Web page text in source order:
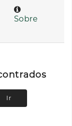
Sobre
Ir